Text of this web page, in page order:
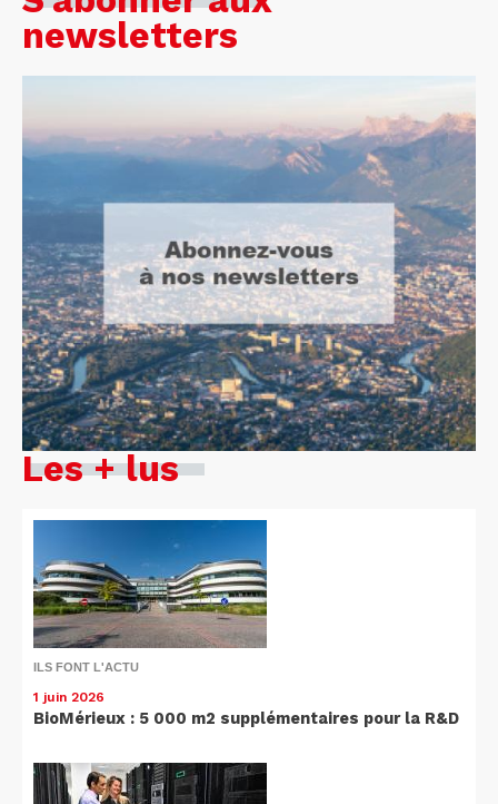
newsletters
Les + lus
ILS FONT L'ACTU
1 juin 2026
BioMérieux : 5 000 m2 supplémentaires pour la R&D